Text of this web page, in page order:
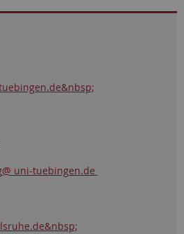
@ uni-tuebingen.de